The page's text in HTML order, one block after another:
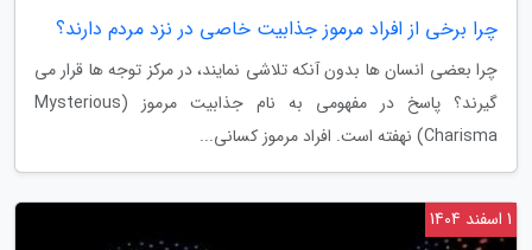
چرا برخی از افراد مرموز جذابیت خاصی در نزد مردم دارند؟
چرا بعضی انسان ها بدون آنکه تلاشی نمایند، در مرکز توجه ها قرار می
گیرند؟ پاسخ در مفهومی به نام جذابیت مرموز (Mysterious
Charisma) نهفته است. افراد مرموز کسانی...
1 اسفند 1404